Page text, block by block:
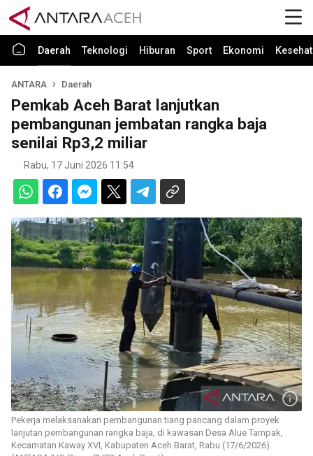
Daerah Teknologi Hiburan Sport Ekonomi
ANTARA Daerah
Pemkab Aceh Barat lanjutkan
pembangunan jembatan rangka baja
senilai Rp3,2 miliar
Rabu, 17 Juni 2026 11:54
Pekerja melaksanakan pembangunan tiang pancang dalam proyek
lanjutan pembangunan rangka baja, di kawasan Desa Alue Tampak,
Kecamatan Kaway XVI, Kabupaten Aceh Barat, Rabu (17/6/2026).